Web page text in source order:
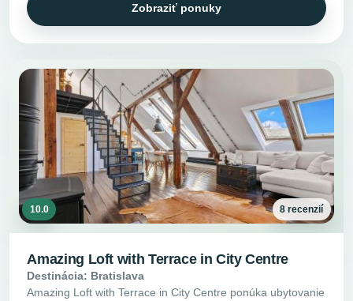
Zobraziť ponuky
10.0 8 recenzií
Amazing Loft with Terrace in City Centre
Destinácia: Bratislava
Amazing Loft with Terrace in City Centre ponúka ubytovanie